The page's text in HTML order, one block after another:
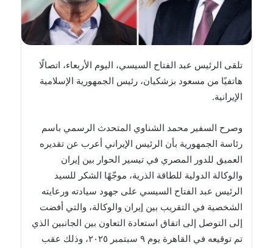
تلقى الرئيس عبد الفتاح السيسي، اليوم الأربعاء، اتصالًا
هاتفيًا من مسعود بزشكيان، رئيس الجمهورية الإسلامية
الإيرانية.
وصرح السفير محمد الشناوي المتحدث الرسمي باسم
رئاسة الجمهورية بأن الرئيس الإيراني أعرب عن تقديره
العميق للدور المصري في تيسير الحوار بين إيران
والوكالة الدولية للطاقة الذرية، موجّهًا الشكر للسيد
الرئيس عبد الفتاح السيسي على جهود سيادته ورعايته
الشخصية في التقريب بين إيران والوكالة، والتي أفضت
إلى التوصل إلى اتفاق استعادة التعاون بين الجانبين الذي
تم توقيعه في القاهرة يوم ٩ سبتمبر ٢٠٢٥، وذلك عقب